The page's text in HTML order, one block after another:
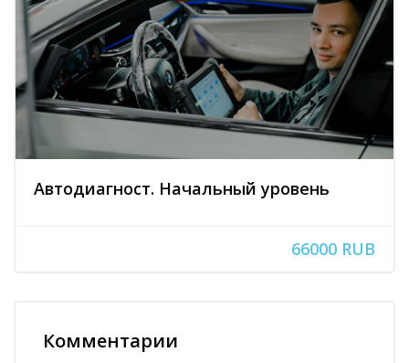
Автодиагност. Начальный уровень
66000 RUB
Пропустить Комментарии
Комментарии